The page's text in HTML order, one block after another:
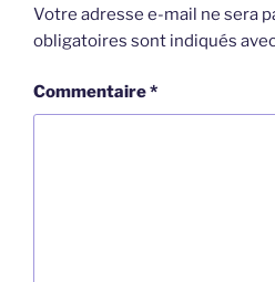
Votre adresse e-mail ne sera
obligatoires sont indiqués
Commentaire*